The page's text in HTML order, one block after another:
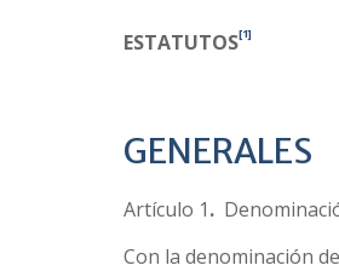
ESTATUTOS[1]
GENERALES
Artículo 1.
Con la denominación de